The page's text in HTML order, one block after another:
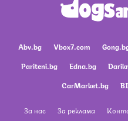
Abv.bg Vbox7.com
Pariteni.bg
Edna.bg
CarMarket.bg
За нас За реклама